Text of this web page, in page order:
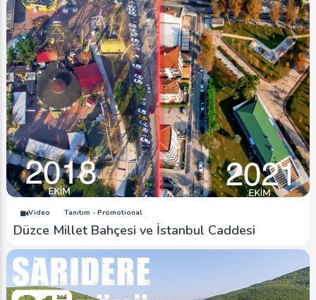
Video Tanıtım - Promotional
Düzce Millet Bahçesi ve İstanbul Caddesi